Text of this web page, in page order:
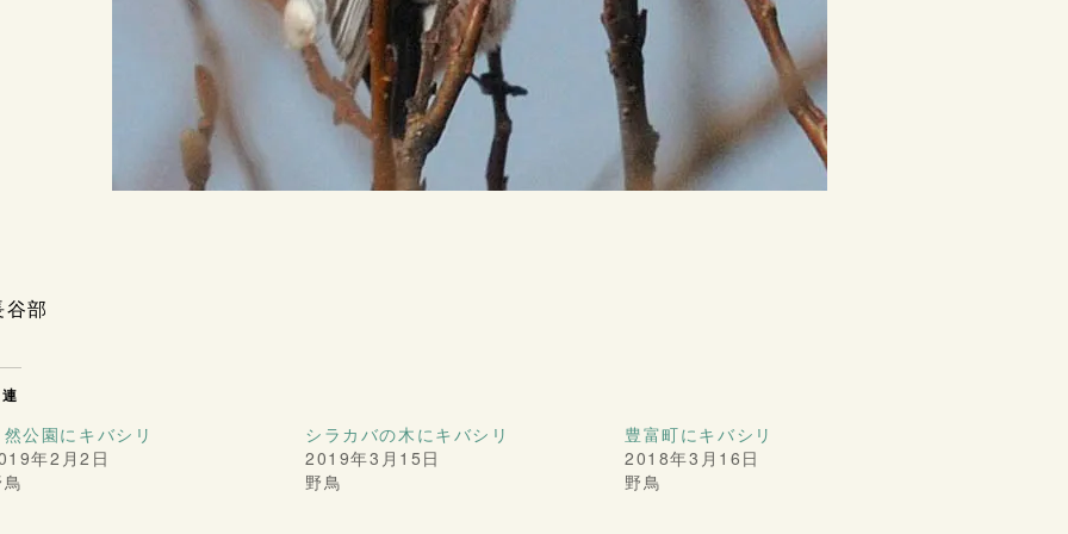
谷部
公園にキバシリ
年2月2日
シラカバの木にキバシリ
2019年3月15日
野鳥
豊富町にキバシリ
2018年3月16日
野鳥